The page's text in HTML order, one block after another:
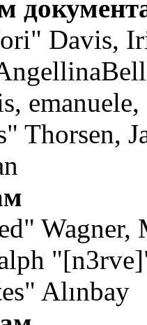
Davis,
emanuele,
Thorsen,
Wagner,
Alınbay